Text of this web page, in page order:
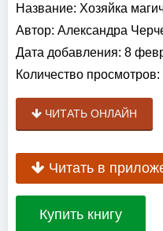
Название: Хозяйка
Автор: Александра
Дата добавления: 8
Количество просмотров:
ЧИТАТЬ ОНЛАЙН
Читать в
Купить книгу